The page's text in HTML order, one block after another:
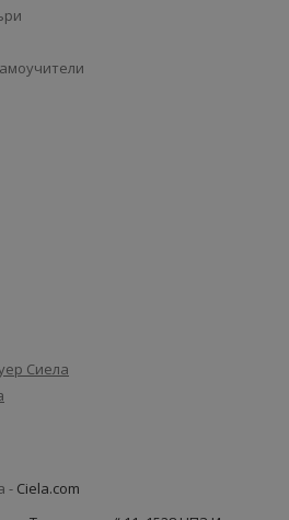
Сиела
- Ciela.com